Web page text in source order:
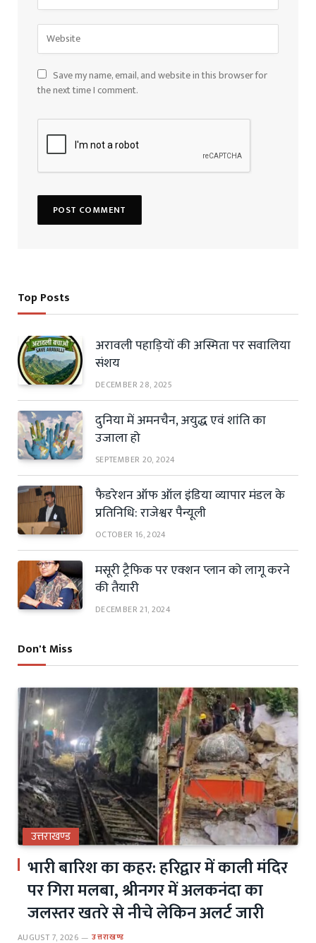
Save my name, email, and website in this browser for
the next time I comment.
Top Posts
अरावली पहाड़ियों की अस्मिता पर सवालिया
संशय
DECEMBER 28, 2025
दुनिया में अमनचैन, अयुद्ध एवं शांति का
उजाला हो
SEPTEMBER 20, 2024
फैडरेशन ऑफ ऑल इंडिया व्यापार मंडल के
प्रतिनिधि: राजेश्वर पैन्यूली
OCTOBER 16, 2024
मसूरी ट्रैफिक पर एक्शन प्लान को लागू करने
की तैयारी
DECEMBER 21, 2024
Don't Miss
उत्तराखण्ड
भारी बारिश का कहर: हरिद्वार में काली मंदिर
पर गिरा मलबा, श्रीनगर में अलकनंदा का
जलस्तर खतरे से नीचे लेकिन अलर्ट जारी
AUGUST 7, 2026 उत्तराखण्ड